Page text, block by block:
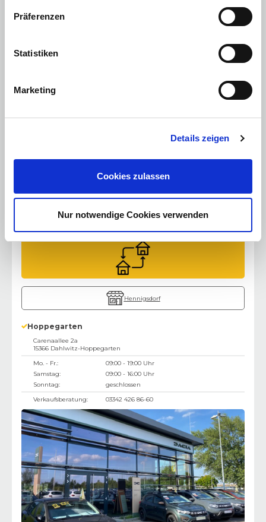
Präferenzen
Statistiken
Marketing
Details zeigen
Cookies zulassen
Nur notwendige Cookies verwenden
16761 Hennigsdorf
Samstag:
geschlossen
Hennigsdorf
Hoppegarten
Carenaallee 2a
15366 Dahlwitz-Hoppegarten
Mo. - Fr.:
09:00 - 19:00 Uhr
Samstag:
09:00 - 16:00 Uhr
Sonntag:
geschlossen
Verkaufsberatung:
03342 426 86-60